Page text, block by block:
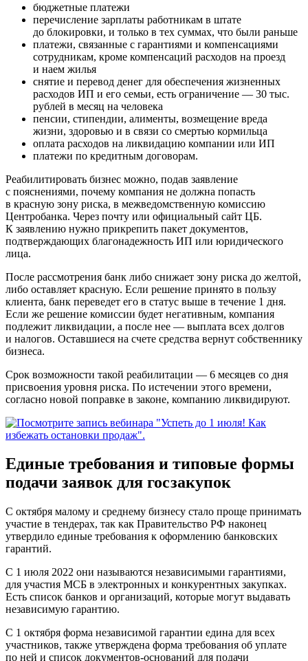
бюджетные платежи
перечисление зарплаты работникам в штате
до блокировки, и только в тех суммах, что были раньше
платежи, связанные с гарантиями и компенсациями
сотрудникам, кроме компенсаций расходов на проезд
и наем жилья
снятие и перевод денег для обеспечения жизненных
расходов ИП и его семьи, есть ограничение — 30 тыс.
рублей в месяц на человека
пенсии, стипендии, алименты, возмещение вреда
жизни, здоровью и в связи со смертью кормильца
оплата расходов на ликвидацию компании или ИП
платежи по кредитным договорам.
Реабилитировать бизнес можно, подав заявление
с пояснениями, почему компания не должна попасть
в красную зону риска, в межведомственную комиссию
Центробанка. Через почту или официальный сайт ЦБ.
К заявлению нужно прикрепить пакет документов,
подтверждающих благонадежность ИП или юридического
лица.
После рассмотрения банк либо снижает зону риска до желтой,
либо оставляет красную. Если решение принято в пользу
клиента, банк переведет его в статус выше в течение 1 дня.
Если же решение комиссии будет негативным, компания
подлежит ликвидации, а после нее — выплата всех долгов
и налогов. Оставшиеся на счете средства вернут собственнику
бизнеса.
Срок возможности такой реабилитации — 6 месяцев со дня
присвоения уровня риска. По истечении этого времени,
согласно новой поправке в законе, компанию ликвидируют.
Единые требования и типовые формы
подачи заявок для госзакупок
С октября малому и среднему бизнесу стало проще принимать
участие в тендерах, так как Правительство РФ наконец
утвердило единые требования к оформлению банковских
гарантий.
С 1 июля 2022 они называются независимыми гарантиями,
для участия МСБ в электронных и конкурентных закупках.
Есть список банков и организаций, которые могут выдавать
независимую гарантию.
С 1 октября форма независимой гарантии едина для всех
участников, также утверждена форма требования об уплате
по ней и список документов-оснований для подачи